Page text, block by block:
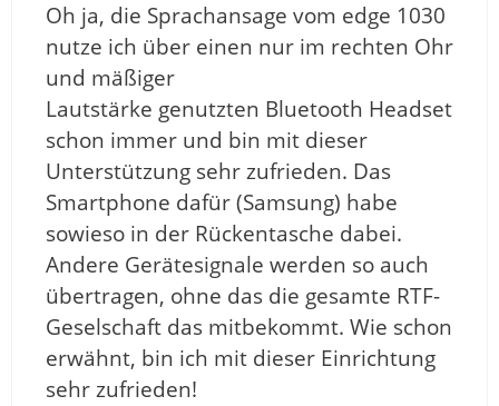
Oh ja, die Sprachansage vom edge 1030
nutze ich über einen nur im rechten Ohr
und mäßiger
Lautstärke genutzten Bluetooth Headset
schon immer und bin mit dieser
Unterstützung sehr zufrieden. Das
Smartphone dafür (Samsung) habe
sowieso in der Rückentasche dabei.
Andere Gerätesignale werden so auch
übertragen, ohne das die gesamte RTF-
Geselschaft das mitbekommt. Wie schon
erwähnt, bin ich mit dieser Einrichtung
sehr zufrieden!